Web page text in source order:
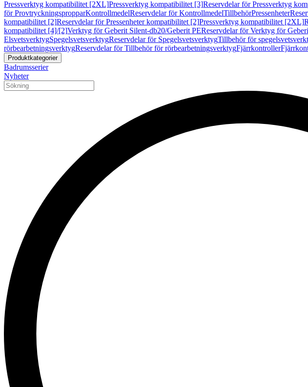
Pressverktyg kompatibilitet [2XL]Pressverktyg kompatibilitet [3]Reservdelar för Pressverktyg
för ProvtryckningspropparKontrollmedelReservdelar för KontrollmedelTillbehörPressenheter
kompatibilitet [2]Reservdelar för Pressenheter kompatibilitet [2]Pressverktyg kompatibilitet [2XL]
kompatibilitet [4]/[2]Verktyg för Geberit Silent-db20/Geberit PEReservdelar för Verktyg för
ElsvetsverktygSpegelsvetsverktygReservdelar för SpegelsvetsverktygTillbehör för
rörbearbetningsverktygReservdelar för Tillbehör för rörbearbetningsverktygFjärrkontroller
Produktkategorier
Badrumsserier
Nyheter